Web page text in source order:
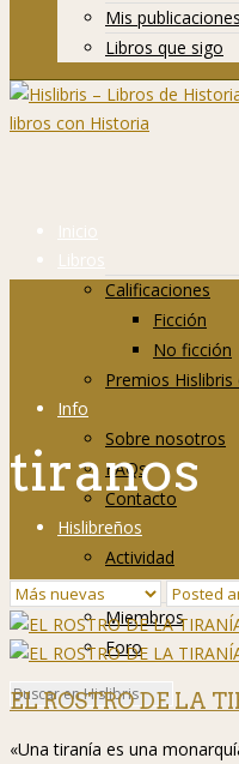
Mis publicaciones
Libros que sigo
Inicio
Libros
Calificaciones
Ficción
No ficción
Premios
Info
Sobre nosotros
FAQs
Contacto
Hislibreños
Actividad
Grupos
Miembros
Foro
tiranos
EL ROSTRO DE LA
«Una tiranía es una